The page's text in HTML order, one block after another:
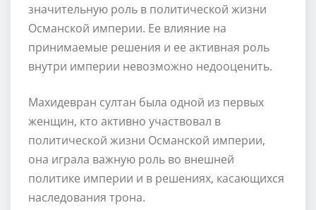
значительную роль в политической жизни
Османской империи. Ее влияние на
принимаемые решения и ее активная роль
внутри империи невозможно недооценить.
Махидевран султан была одной из первых
женщин, кто активно участвовал в
политической жизни Османской империи,
она играла важную роль во внешней
политике империи и в решениях, касающихся
наследования трона.